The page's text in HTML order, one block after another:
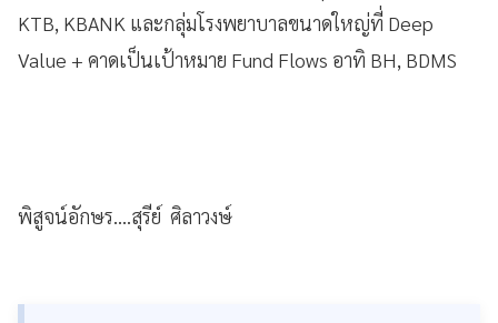
KTB, KBANK และกลุ่มโรงพยาบาลขนาดใหญ่ที่ Deep
Value + คาดเป็นเป้าหมาย Fund Flows อาทิ BH, BDMS
พิสูจน์อักษร....สุรีย์ ศิลาวงษ์